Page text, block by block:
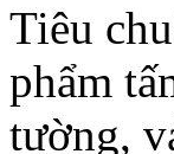
Tiêu
phẩm
tường,